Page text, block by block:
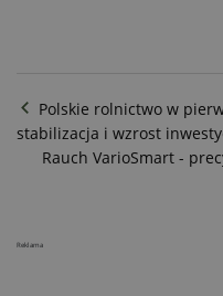
Polskie rolnictwo w
stabilizacja i wzrost
Rauch VarioSmart -
Reklama